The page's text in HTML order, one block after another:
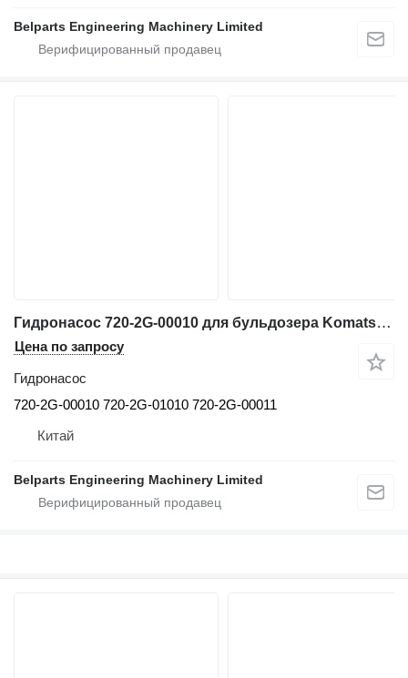
Belparts Engineering Machinery Limited
Гидронасос 720-2G-00010 для бульдозера Komatsu D61EX-23 D61PX-23 D61EXI-23 D61PXI-23 bulldozer
Цена по запросу
Гидронасос
720-2G-00010 720-2G-01010 720-2G-00011
Китай
Belparts Engineering Machinery Limited